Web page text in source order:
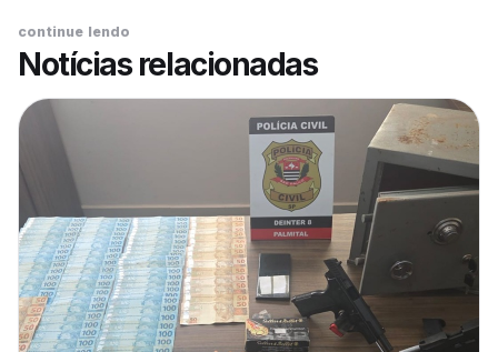
continue lendo
Notícias relacionadas